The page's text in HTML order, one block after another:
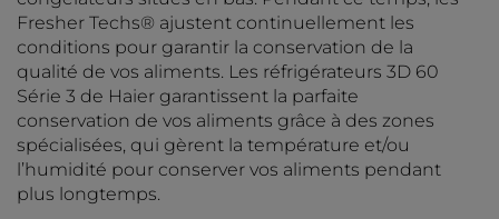
Fresher Techs® ajustent continuellement les
conditions pour garantir la conservation de la
qualité de vos aliments. Les réfrigérateurs 3D 60
Série 3 de Haier garantissent la parfaite
conservation de vos aliments grâce à des zones
spécialisées, qui gèrent la température et/ou
l’humidité pour conserver vos aliments pendant
plus longtemps.